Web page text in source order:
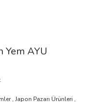
Yem AYU
,Japon Pazarı Ürünleri ,